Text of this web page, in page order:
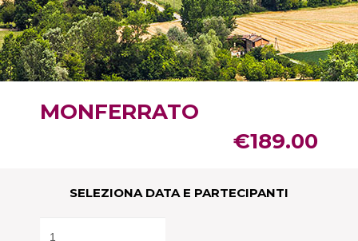
€189.00